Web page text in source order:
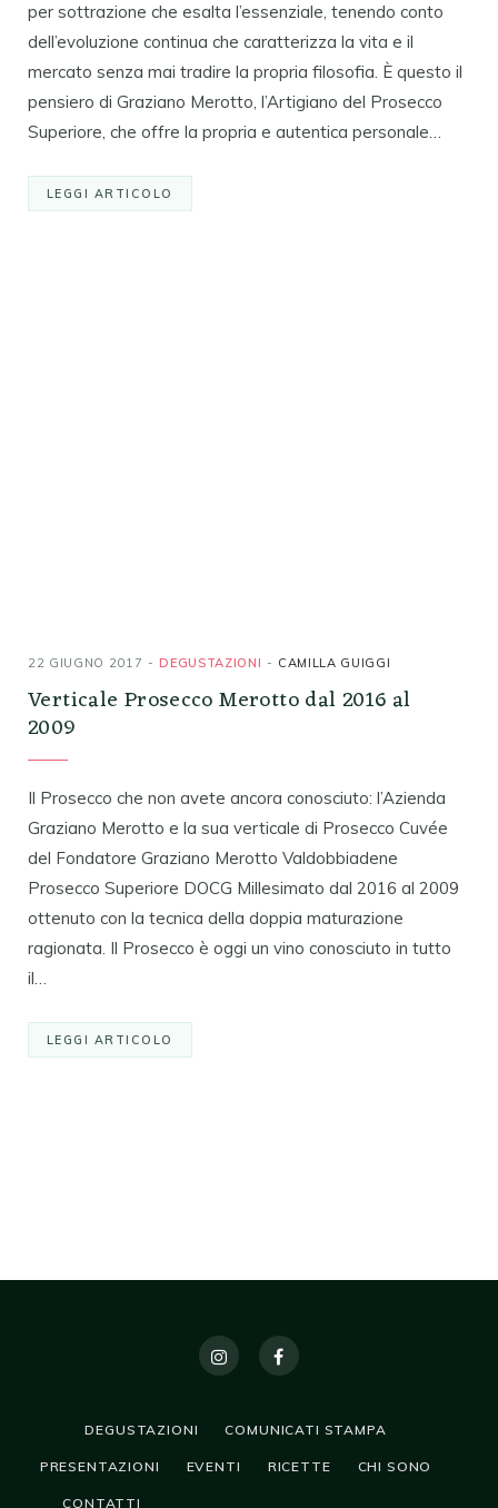
per sottrazione che esalta l’essenziale, tenendo conto
dell’evoluzione continua che caratterizza la vita e il
mercato senza mai tradire la propria filosofia. È questo il
pensiero di Graziano Merotto, l’Artigiano del Prosecco
Superiore, che offre la propria e autentica personale…
LEGGI ARTICOLO
22 GIUGNO 2017 DEGUSTAZIONI CAMILLA GUIGGI
Verticale Prosecco Merotto dal 2016 al
2009
Il Prosecco che non avete ancora conosciuto: l’Azienda
Graziano Merotto e la sua verticale di Prosecco Cuvée
del Fondatore Graziano Merotto Valdobbiadene
Prosecco Superiore DOCG Millesimato dal 2016 al 2009
ottenuto con la tecnica della doppia maturazione
ragionata. Il Prosecco è oggi un vino conosciuto in tutto
il…
LEGGI ARTICOLO
DEGUSTAZIONI COMUNICATI STAMPA
PRESENTAZIONI EVENTI RICETTE CHI SONO
CONTATTI